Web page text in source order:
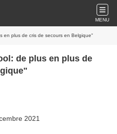
MENU
en plus de cris de secours en Belgique"
de plus en plus de
2021